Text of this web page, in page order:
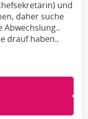
daher suche
Abwechslung..
drauf haben..